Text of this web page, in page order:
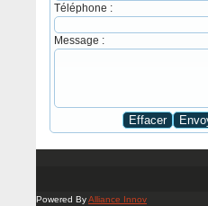
Téléphone :
Message :
Powered ByAlliance Innov